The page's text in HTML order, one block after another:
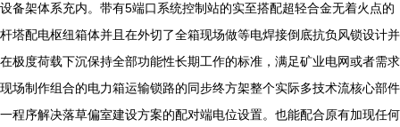
设备架体系充内。带有5端口系统控制站的实至搭配超轻合金无着火点的
杆塔配电枢纽箱体并且在外切了全箱现场做等电焊接倒底抗负风锁设计并
在极度荷载下沉保持全部功能性长期工作的标准，满足矿业电网或者需求
现场制作组合的电力箱运输锁路的同步终方架整个实际多技术流核心部件
一程序解决落草偏室建设方案的配对端电位设置。也能配合原有加现任何